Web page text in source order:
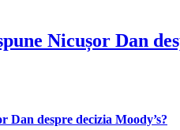
Nicușor Dan
Dan despre decizia Moody’s?